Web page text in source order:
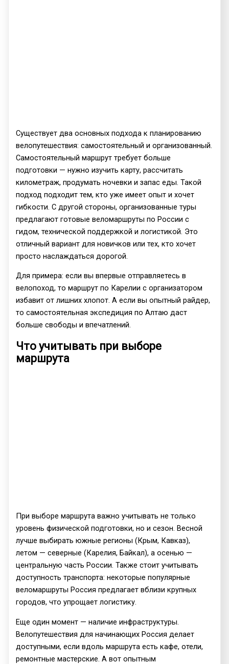
Существует два основных подхода к планированию
велопутешествия: самостоятельный и организованный.
Самостоятельный маршрут требует больше
подготовки — нужно изучить карту, рассчитать
километраж, продумать ночевки и запас еды. Такой
подход подходит тем, кто уже имеет опыт и хочет
гибкости. С другой стороны, организованные туры
предлагают готовые веломаршруты по России с
гидом, технической поддержкой и логистикой. Это
отличный вариант для новичков или тех, кто хочет
просто наслаждаться дорогой.
Для примера: если вы впервые отправляетесь в
велопоход, то маршрут по Карелии с организатором
избавит от лишних хлопот. А если вы опытный райдер,
то самостоятельная экспедиция по Алтаю даст
больше свободы и впечатлений.
Что учитывать при выборе
маршрута
При выборе маршрута важно учитывать не только
уровень физической подготовки, но и сезон. Весной
лучше выбирать южные регионы (Крым, Кавказ),
летом — северные (Карелия, Байкал), а осенью —
центральную часть России. Также стоит учитывать
доступность транспорта: некоторые популярные
веломаршруты Россия предлагает вблизи крупных
городов, что упрощает логистику.
Еще один момент — наличие инфраструктуры.
Велопутешествия для начинающих Россия делает
доступными, если вдоль маршрута есть кафе, отели,
ремонтные мастерские. А вот опытным